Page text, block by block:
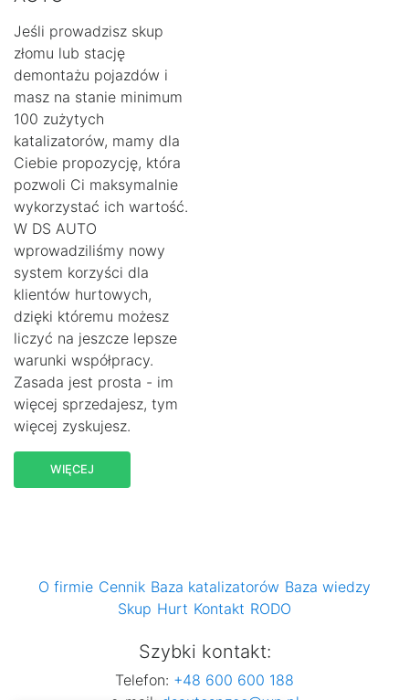
Jeśli prowadzisz skup
złomu lub stację
demontażu pojazdów i
masz na stanie minimum
100 zużytych
katalizatorów, mamy dla
Ciebie propozycję, która
pozwoli Ci maksymalnie
wykorzystać ich wartość.
W DS AUTO
wprowadziliśmy nowy
system korzyści dla
klientów hurtowych,
dzięki któremu możesz
liczyć na jeszcze lepsze
warunki współpracy.
Zasada jest prosta - im
więcej sprzedajesz, tym
więcej zyskujesz.
WIĘCEJ
O firmie Cennik Baza katalizatorów Baza wiedzy
Skup Hurt Kontakt RODO
Szybki kontakt:
Telefon: +48 600 600 188